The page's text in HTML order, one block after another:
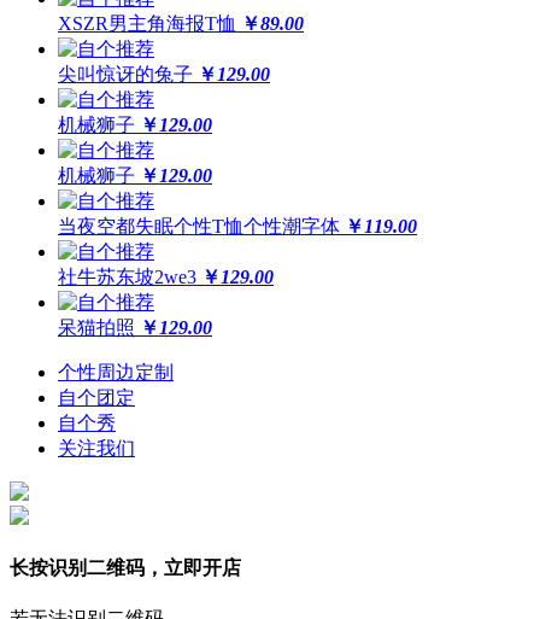
XSZR男主角海报T恤 ￥89.00
尖叫惊讶的兔子 ￥ 129.00
机械狮子 ￥ 129.00
机械狮子 ￥ 129.00
当夜空都失眠个性T恤个性潮字体 ￥ 119.00
社牛苏东坡2we3 ￥ 129.00
呆猫拍照 ￥ 129.00
个性周边定制
自个团定
自个秀
关注我们
长按识别二维码，立即开店